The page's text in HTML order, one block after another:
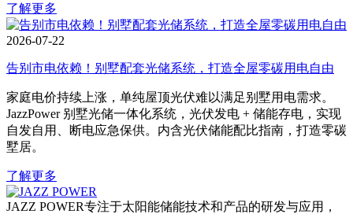
了解更多
2026-07-22
告别市电依赖！别墅配套光储系统，打造全屋零碳用电自由
家庭电价持续上涨，单纯屋顶光伏难以满足别墅用电需求。
JazzPower 别墅光储一体化系统，光伏发电 + 储能存电，实现
自发自用、断电应急保供。内含光伏储能配比指南，打造零碳
墅居。
了解更多
JAZZ POWER专注于太阳能储能技术和产品的研发与应用，